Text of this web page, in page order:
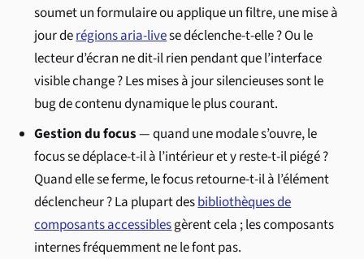
soumet un formulaire ou applique un filtre, une mise à
jour derégions aria-livese déclenche-t-elle ? Ou le
lecteur d’écran ne dit-il rien pendant que l’interface
visible change ? Les mises à jour silencieuses sont le
bug de contenu dynamique le plus courant.
Gestion du focus— quand une modale s’ouvre, le
focus se déplace-t-il à l’intérieur et y reste-t-il piégé ?
Quand elle se ferme, le focus retourne-t-il à l’élément
déclencheur ? La plupart desbibliothèques de
composants accessiblesgèrent cela ; les composants
internes fréquemment ne le font pas.